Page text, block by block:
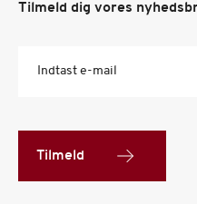
Tilmeld dig vores
Indtast e-mail
Tilmeld